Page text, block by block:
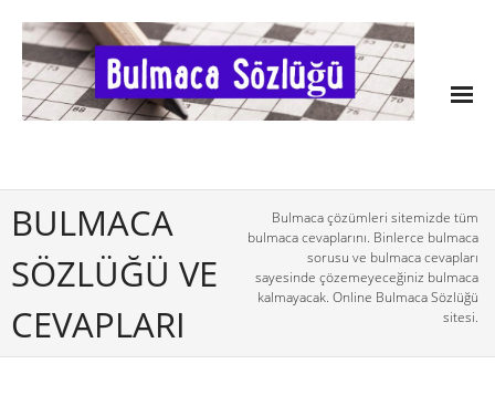
BULMACA
SÖZLÜĞÜ VE
CEVAPLARI
Bulmaca çözümleri sitemizde tüm
bulmaca cevaplarını. Binlerce bulmaca
sorusu ve bulmaca cevapları
sayesinde çözemeyeceğiniz bulmaca
kalmayacak. Online Bulmaca Sözlüğü
sitesi.